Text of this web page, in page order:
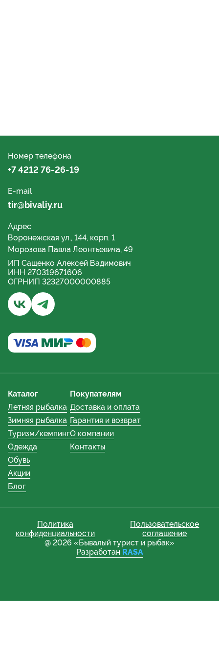
Номер телефона
+7 4212 76-26-19
E-mail
tir@bivaliy.ru
Адрес
Воронежская ул., 144, корп. 1
Морозова Павла Леонтьевича, 49
ИП Сащенко Алексей Вадимович
ИНН 270319671606
ОГРНИП 32327000000885
Бывалый турист и рыбак | Хабаровск - Группа
Бывалый турист и рыбак | Хабаровский край -
Каталог
Летняя рыбалка
Зимняя рыбалка
Туризм/кемпинг
Одежда
Обувь
Акции
Блог
Покупателям
Доставка и оплата
Гарантия и возврат
О компании
Контакты
@ 2026 «Бывалый турист и рыбак»
Политика
конфиденциальности
Пользовательское
соглашение
Разработан RASA